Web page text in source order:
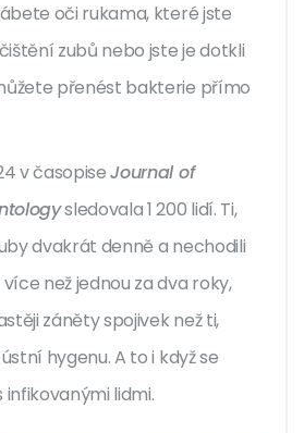
oči rukama, které jste
zubů nebo jste je dotkli
přenést bakterie přímo
v časopiseJournal of
sledovala 1 200 lidí. Ti,
dvakrát denně a nechodili
než jednou za dva roky,
záněty spojivek než ti,
hygenu. A to i když se
lidmi.